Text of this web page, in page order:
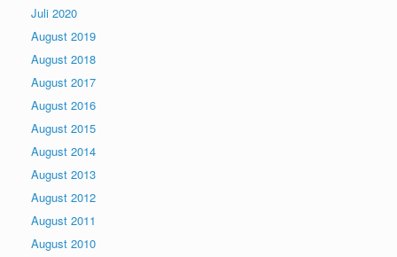
Juli 2020
August 2019
August 2018
August 2017
August 2016
August 2015
August 2014
August 2013
August 2012
August 2011
August 2010